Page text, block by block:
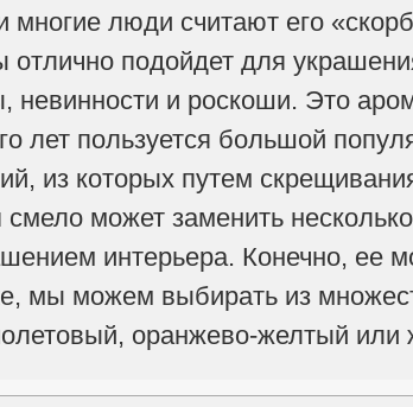
многие люди считают его
подойдет для
невинности и роскоши. Это
лет пользуется большой
из которых путем
может заменить
интерьера. Конечно, ее
мы можем выбирать из
оранжево-желтый или